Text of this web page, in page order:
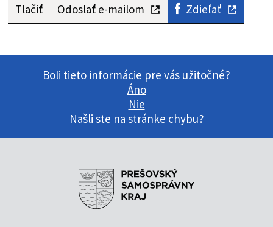
Tlačiť Odoslať e-mailom Zdieľať
Boli tieto informácie pre vás užitočné?
Áno
Nie
Našli ste na stránke chybu?